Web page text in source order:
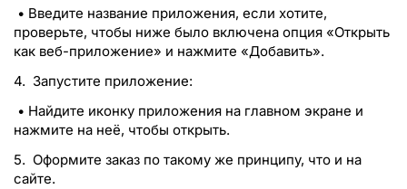
• Введите название приложения, если хотите,
проверьте, чтобы ниже было включена опция «Открыть
как веб-приложение» и нажмите «Добавить».
4. Запустите приложение:
• Найдите иконку приложения на главном экране и
нажмите на неё, чтобы открыть.
5. Оформите заказ по такому же принципу, что и на
сайте.